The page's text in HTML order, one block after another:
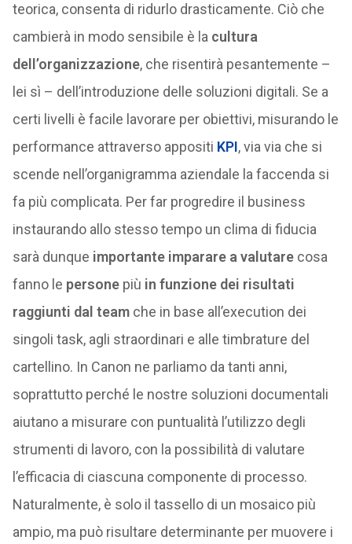
teorica, consenta di ridurlo drasticamente. Ciò che
cambierà in modo sensibile è la cultura
dell’organizzazione, che risentirà pesantemente –
lei sì – dell’introduzione delle soluzioni digitali. Se a
certi livelli è facile lavorare per obiettivi, misurando le
performance attraverso appositi KPI, via via che si
scende nell’organigramma aziendale la faccenda si
fa più complicata. Per far progredire il business
instaurando allo stesso tempo un clima di fiducia
sarà dunque importante imparare a valutarecosa
fanno le personepiù in funzione dei risultati
raggiunti dal teamche in base all’execution dei
singoli task, agli straordinari e alle timbrature del
cartellino. In Canon ne parliamo da tanti anni,
soprattutto perché le nostre soluzioni documentali
aiutano a misurare con puntualità l’utilizzo degli
strumenti di lavoro, con la possibilità di valutare
l’efficacia di ciascuna componente di processo.
Naturalmente, è solo il tassello di un mosaico più
ampio, ma può risultare determinante per muovere i